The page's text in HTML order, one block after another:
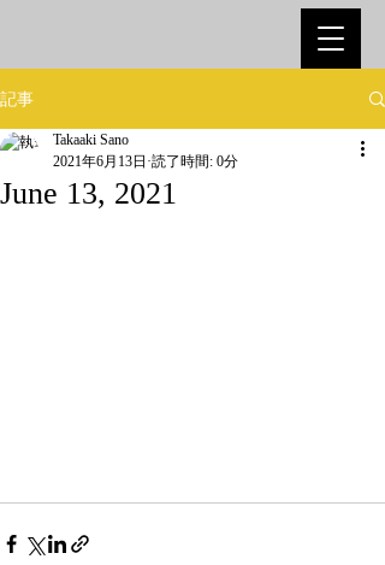
記事
June 13, 2021
Takaaki Sano
2021年6月13日 読了時間: 0分